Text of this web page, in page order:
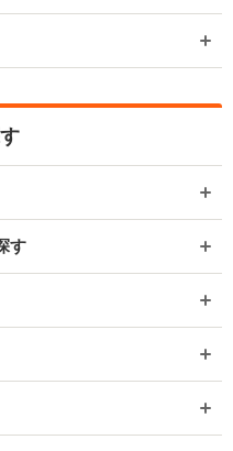
す